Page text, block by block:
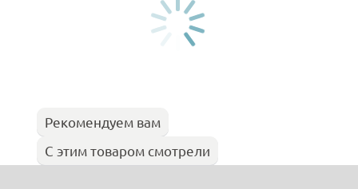
Рекомендуем вам
С этим товаром смотрели